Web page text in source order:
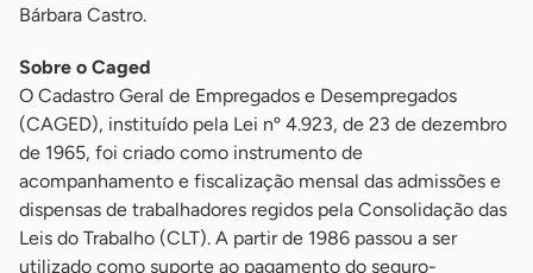
Bárbara Castro.
Sobre o Caged
O Cadastro Geral de Empregados e Desempregados
(CAGED), instituído pela Lei nº 4.923, de 23 de dezembro
de 1965, foi criado como instrumento de
acompanhamento e fiscalização mensal das admissões e
dispensas de trabalhadores regidos pela Consolidação das
Leis do Trabalho (CLT). A partir de 1986 passou a ser
utilizado como suporte ao pagamento do seguro-